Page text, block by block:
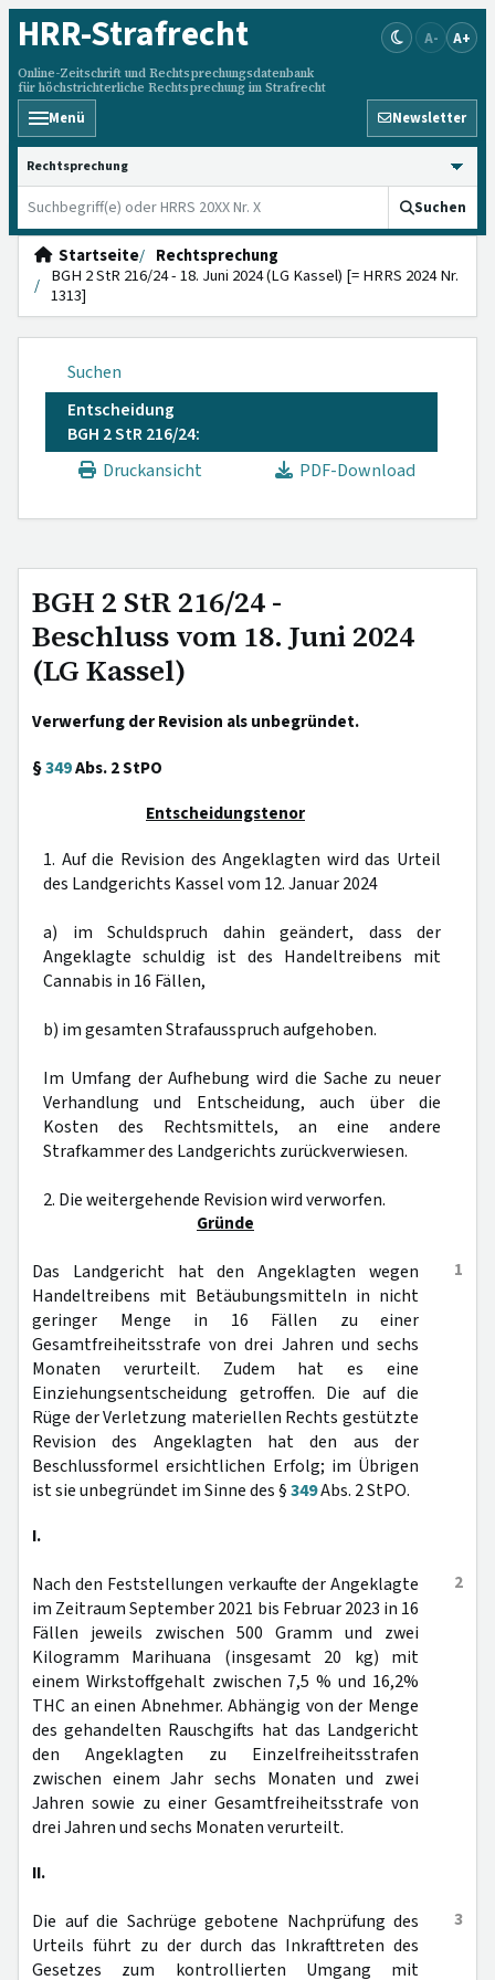
HRR-Strafrecht
Online-Zeitschrift und Rechtsprechungsdatenbank
für höchstrichterliche Rechtsprechung im Strafrecht
A- A+
Menü Newsletter
HRRS durchsuchen
Suchen
Startseite
Rechtsprechung
BGH 2 StR 216/24 - 18. Juni 2024 (LG Kassel) [= HRRS 2024 Nr.
1313]
Suchen
Entscheidung
BGH 2 StR 216/24:
Druckansicht
PDF-Download
BGH 2 StR 216/24 -
Beschluss vom 18. Juni 2024
(LG Kassel)
Verwerfung der Revision als unbegründet.
§349Abs. 2 StPO
Entscheidungstenor
1. Auf die Revision des Angeklagten wird das Urteil
des Landgerichts Kassel vom 12. Januar 2024
a) im Schuldspruch dahin geändert, dass der
Angeklagte schuldig ist des Handeltreibens mit
Cannabis in 16 Fällen,
b) im gesamten Strafausspruch aufgehoben.
Im Umfang der Aufhebung wird die Sache zu neuer
Verhandlung und Entscheidung, auch über die
Kosten des Rechtsmittels, an eine andere
Strafkammer des Landgerichts zurückverwiesen.
2. Die weitergehende Revision wird verworfen.
Gründe
1
Das Landgericht hat den Angeklagten wegen
Handeltreibens mit Betäubungsmitteln in nicht
geringer Menge in 16 Fällen zu einer
Gesamtfreiheitsstrafe von drei Jahren und sechs
Monaten verurteilt. Zudem hat es eine
Einziehungsentscheidung getroffen. Die auf die
Rüge der Verletzung materiellen Rechts gestützte
Revision des Angeklagten hat den aus der
Beschlussformel ersichtlichen Erfolg; im Übrigen
ist sie unbegründet im Sinne des §349Abs. 2 StPO.
I.
2
Nach den Feststellungen verkaufte der Angeklagte
im Zeitraum September 2021 bis Februar 2023 in 16
Fällen jeweils zwischen 500 Gramm und zwei
Kilogramm Marihuana (insgesamt 20 kg) mit
einem Wirkstoffgehalt zwischen 7,5 % und 16,2%
THC an einen Abnehmer. Abhängig von der Menge
des gehandelten Rauschgifts hat das Landgericht
den Angeklagten zu Einzelfreiheitsstrafen
zwischen einem Jahr sechs Monaten und zwei
Jahren sowie zu einer Gesamtfreiheitsstrafe von
drei Jahren und sechs Monaten verurteilt.
II.
3
Die auf die Sachrüge gebotene Nachprüfung des
Urteils führt zu der durch das Inkrafttreten des
Gesetzes zum kontrollierten Umgang mit